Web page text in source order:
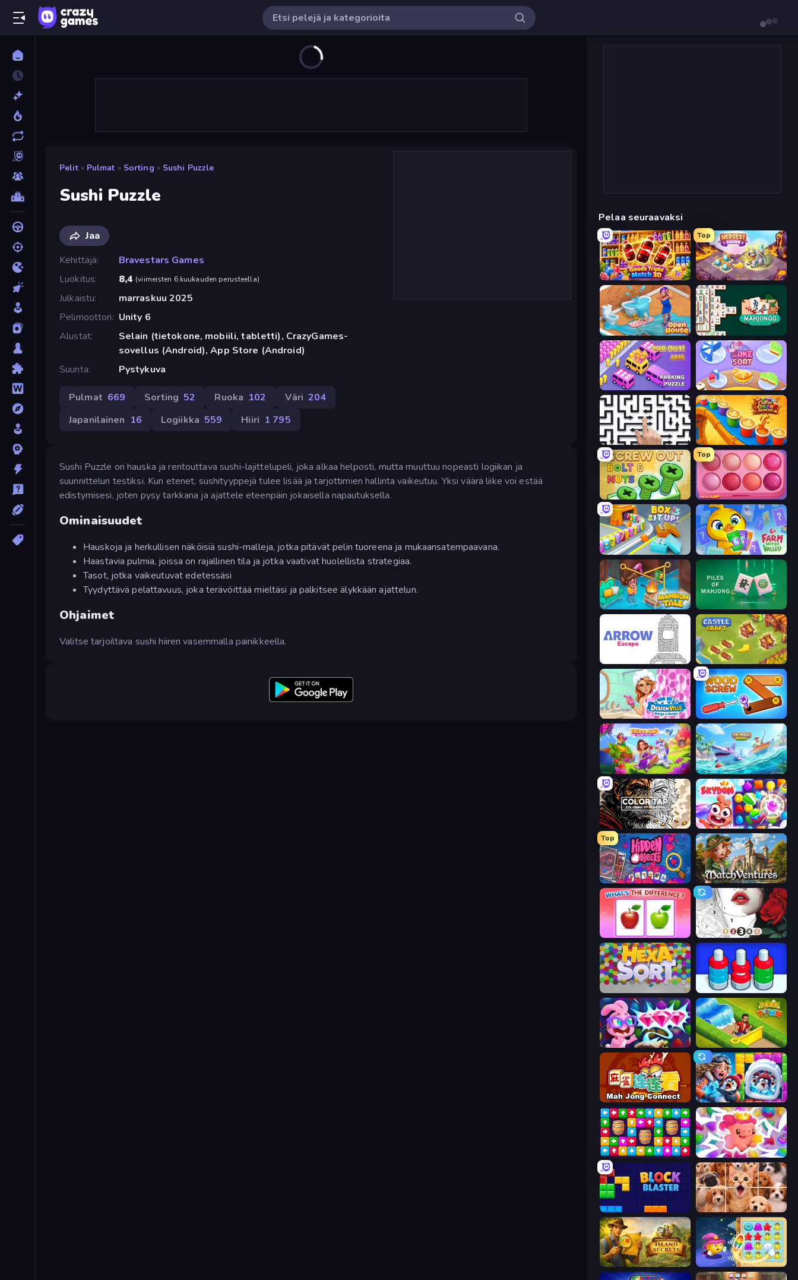
Pelit » Pulmat » Sorting » Sushi Puzzle
Sushi Puzzle
Jaa
Kehittäjä
Bravestars Games
Luokitus
8,4 (viimeisten 6 kuukauden perusteella)
Julkaistu
marraskuu 2025
Pelimoottori
Unity 6
Alustat
Selain (tietokone, mobiili, tabletti), CrazyGames-
sovellus (Android), App Store (Android)
Suunta
Pystykuva
Pulmat 669 Sorting 52 Ruoka 102 Väri 204
Japanilainen 16 Logiikka 559 Hiiri 1 795
Sushi Puzzle on hauska ja rentouttava sushi-lajittelupeli, joka alkaa helposti, mutta muuttuu nopeasti logiikan ja
suunnittelun testiksi. Kun etenet, sushityyppejä tulee lisää ja tarjottimien hallinta vaikeutuu. Yksi väärä liike voi estää
edistymisesi, joten pysy tarkkana ja ajattele eteenpäin jokaisella napautuksella.
Ominaisuudet
Hauskoja ja herkullisen näköisiä sushi-malleja, jotka pitävät pelin tuoreena ja mukaansatempaavana.
Haastavia pulmia, joissa on rajallinen tila ja jotka vaativat huolellista strategiaa.
Tasot, jotka vaikeutuvat edetessäsi
Tyydyttävä pelattavuus, joka terävöittää mieltäsi ja palkitsee älykkään ajattelun.
Ohjaimet
Valitse tarjoiltava sushi hiiren vasemmalla painikkeella.
Pelaa seuraavaksi
Goods Triple Match 3D
Top
Mergest Kingdom
Open House Mahjongg Solitaire
Car OUT! Jam Parking Puzzle Cake Sort Puzzle 3D
Arrow Escape: Puzzle Coffee Color Blocks
Screw Out: Bolts and Nuts
Top
Piece of Cake: Merge and Bake
Box It Up Farm Merge Valley
Mansion Tale: Merge Secrets Piles of Mahjong
Arrow Escape Castle Craft
Designville: Merge & Design Wood Screw: Bolts Puzzle
Fairyland Merge & Magic Tropical Merge
Color Tap: Coloring by Numbers Skydom
Top
Hidden Objects MatchVentures
What's The Difference? Numicolor
Skydom: Reforged Park Town
Mahjong Connect (Legacy) Captain Blast
Tap Away Story Match Arena
Block Blaster Jigpic Solitaire
Hidden Objects: Island Secrets Candy Riddles